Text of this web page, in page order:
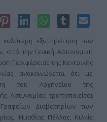
καλύτερη εξυπηρέτηση των
από την Γενική Αστυνομική
Περιφέρειας της Κεντρικής
ανακοινώνεται ότι με
του Αρχηγείου της
Αστυνομίας τροποποιείται
Διαβατηρίων των
Ημαθίας Πέλλας, Κιλκίς